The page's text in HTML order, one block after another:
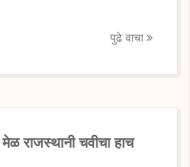
पुढे वाचा
राजस्थानी चवीचा हाच